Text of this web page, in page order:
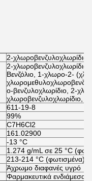
2-χλωροβενζυλοχλωρίδιο
2-χλωροβενζυλοχλωρίδιο·
Βενζόλιο, 1-χλωρο-2-
ο-βενζυλοχλωρίδιο, 2-
χλωροβενζυλοχλωρίδιο,
611-19-8
99%
C7H6Cl2
161.02900
-13 °C
1.274 g/mL σε 25 °C
213-214 °C (φωτισμένα)
Άχρωμο διαφανές υγρό
Φαρμακευτικά ενδιάμεσα